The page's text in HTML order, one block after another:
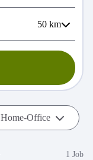
50 km
Home-Office
1 Job